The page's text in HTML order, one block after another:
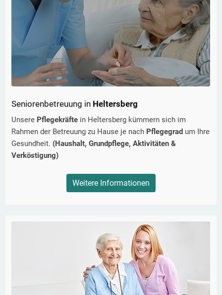
Seniorenbetreuung in Heltersberg
Unsere Pflegekräfte in Heltersberg kümmern sich im
Rahmen der Betreuung zu Hause je nach Pflegegrad um Ihre
Gesundheit. (Haushalt, Grundpflege, Aktivitäten &
Verköstigung)
Weitere Informationen